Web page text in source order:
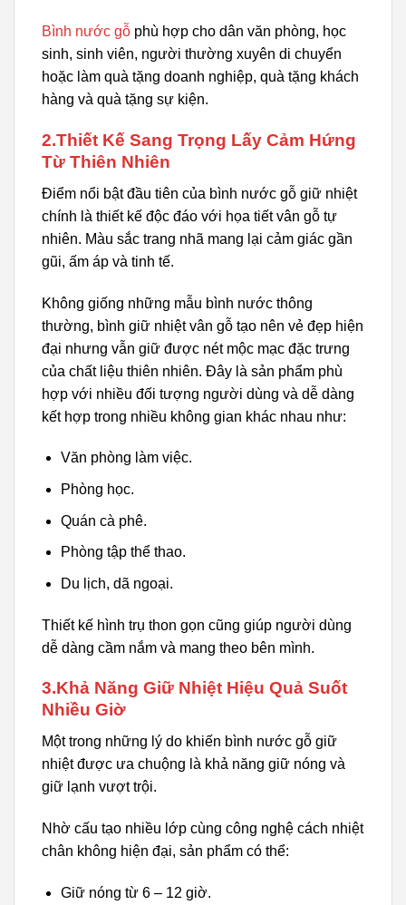
Bình nước gỗ phù hợp cho dân văn phòng, học
sinh, sinh viên, người thường xuyên di chuyển
hoặc làm quà tặng doanh nghiệp, quà tặng khách
hàng và quà tặng sự kiện.
2.Thiết Kế Sang Trọng Lấy Cảm Hứng
Từ Thiên Nhiên
Điểm nổi bật đầu tiên của bình nước gỗ giữ nhiệt
chính là thiết kế độc đáo với họa tiết vân gỗ tự
nhiên. Màu sắc trang nhã mang lại cảm giác gần
gũi, ấm áp và tinh tế.
Không giống những mẫu bình nước thông
thường, bình giữ nhiệt vân gỗ tạo nên vẻ đẹp hiện
đại nhưng vẫn giữ được nét mộc mạc đặc trưng
của chất liệu thiên nhiên. Đây là sản phẩm phù
hợp với nhiều đối tượng người dùng và dễ dàng
kết hợp trong nhiều không gian khác nhau như:
Văn phòng làm việc.
Phòng học.
Quán cà phê.
Phòng tập thể thao.
Du lịch, dã ngoại.
Thiết kế hình trụ thon gọn cũng giúp người dùng
dễ dàng cầm nắm và mang theo bên mình.
3.Khả Năng Giữ Nhiệt Hiệu Quả Suốt
Nhiều Giờ
Một trong những lý do khiến bình nước gỗ giữ
nhiệt được ưa chuộng là khả năng giữ nóng và
giữ lạnh vượt trội.
Nhờ cấu tạo nhiều lớp cùng công nghệ cách nhiệt
chân không hiện đại, sản phẩm có thể:
Giữ nóng từ 6 – 12 giờ.